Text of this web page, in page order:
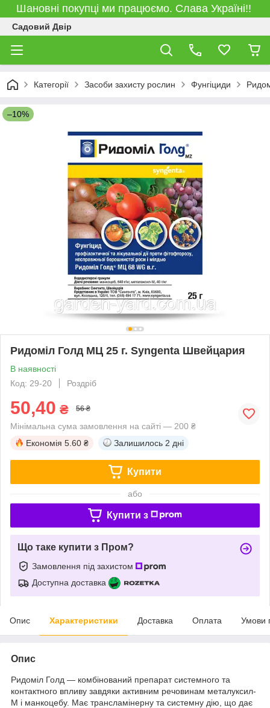
Шановні покупці ми працюємо. Слава Україні!!
Садовий Двір
Категорії Засоби захисту рослин Фунгіциди
–10%
Ридоміл Голд МЦ 25 г. Syngenta Швейцария
В наявності
Код: 29-20
Роздріб
50,40 ₴ 56 ₴
Мінімальна сума замовлення на сайті — 200 ₴
Економія 5.60 ₴ Залишилось 2 дні
Купити
або
Купити з
Що таке купити з Пром?
Замовлення під захистом
Доступна доставка
Опис Характеристики Доставка Оплата Умови
Опис
Ридоміл Голд — комбінований препарат системного та
контактного впливу завдяки активним речовинам металуксил-
М і манкоцебу. Має трансламінерну та системну дію, що дає